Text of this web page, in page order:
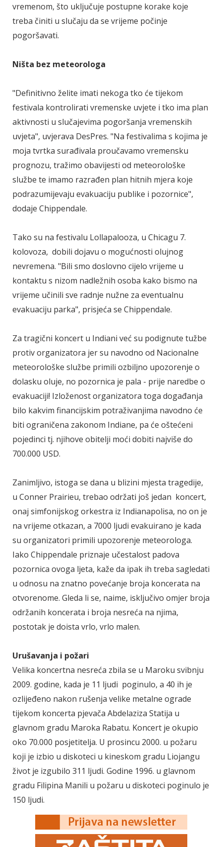
vremenom, što uključuje postupne korake koje
treba činiti u slučaju da se vrijeme počinje
pogoršavati.
Ništa bez meteorologa
"Definitivno želite imati nekoga tko će tijekom
festivala kontrolirati vremenske uvjete i tko ima plan
aktivnosti u slučajevima pogoršanja vremenskih
uvjeta", uvjerava DesPres. "Na festivalima s kojima je
moja tvrtka surađivala proučavamo vremensku
prognozu, tražimo obavijesti od meteorološke
službe te imamo razrađen plan hitnih mjera koje
podrazumijevaju evakuaciju publike i pozornice",
dodaje Chippendale.
Tako su na festivalu Lollapalooza, u Chicagu 7.
kolovoza, dobili dojavu o mogućnosti olujnog
nevremena. "Bili smo doslovno cijelo vrijeme u
kontaktu s nizom nadležnih osoba kako bismo na
vrijeme učinili sve radnje nužne za eventualnu
evakuaciju parka", prisjeća se Chippendale.
Za tragični koncert u Indiani već su podignute tužbe
protiv organizatora jer su navodno od Nacionalne
meteorološke službe primili ozbiljno upozorenje o
dolasku oluje, no pozornica je pala - prije naredbe o
evakuaciji! Izloženost organizatora toga događanja
bilo kakvim financijskim potraživanjima navodno će
biti ograničena zakonom Indiane, pa će oštećeni
pojedinci tj. njihove obitelji moći dobiti najviše do
700.000 USD.
Zanimljivo, istoga se dana u blizini mjesta tragedije,
u Conner Prairieu, trebao održati još jedan koncert,
onaj simfonijskog orkestra iz Indianapolisa, no on je
na vrijeme otkazan, a 7000 ljudi evakuirano je kada
su organizatori primili upozorenje meteorologa.
Iako Chippendale priznaje učestalost padova
pozornica ovoga ljeta, kaže da ipak ih treba sagledati
u odnosu na znatno povećanje broja koncerata na
otvorenome. Gleda li se, naime, isključivo omjer broja
održanih koncerata i broja nesreća na njima,
postotak je doista vrlo, vrlo malen.
Urušavanja i požari
Velika koncertna nesreća zbila se u Maroku svibnju
2009. godine, kada je 11 ljudi poginulo, a 40 ih je
ozlijeđeno nakon rušenja velike metalne ograde
tijekom koncerta pjevača Abdelaziza Statija u
glavnom gradu Maroka Rabatu. Koncert je okupio
oko 70.000 posjetitelja. U prosincu 2000. u požaru
koji je izbio u diskoteci u kineskom gradu Liojangu
život je izgubilo 311 ljudi. Godine 1996. u glavnom
gradu Filipina Manili u požaru u diskoteci poginulo je
150 ljudi.